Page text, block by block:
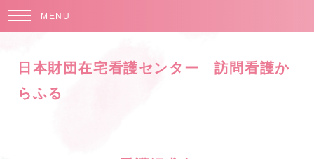
MENU
日本財団在宅看護センター 訪問看護か
らふる